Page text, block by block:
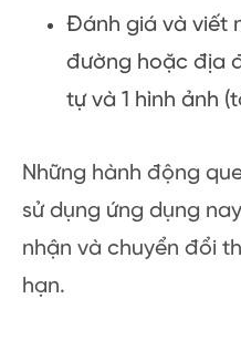
Đánh giá và viết
đường hoặc địa
tự và 1 hình ảnh
Những hành động
sử dụng ứng dụng
nhận và chuyển đổi
hạn.